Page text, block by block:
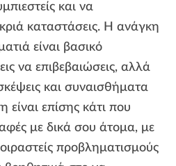
και να
καταστάσεις. Η ανάγκη
είναι βασικό
να επιβεβαιώσεις, αλλά
και συναισθήματα
επίσης κάτι που
με δικά σου άτομα, με
προβληματισμούς